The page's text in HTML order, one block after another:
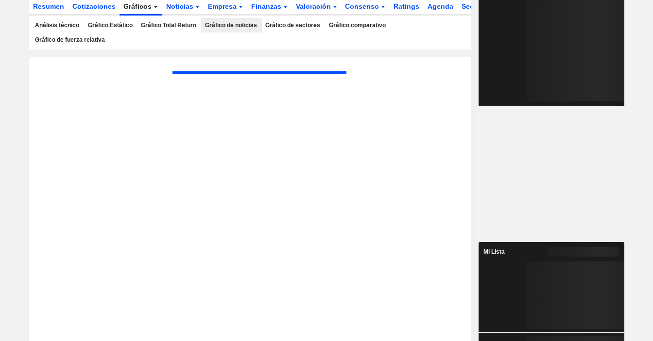
Resumen Cotizaciones Gráficos Noticias Empresa Finanzas Valoración Consenso Ratings Agenda Sector
Análisis técnico Gráfico Estático Gráfico Total Return Gráfico de noticias Gráfico de sectores Gráfico comparativo
Gráfico de fuerza relativa
Mi Lista